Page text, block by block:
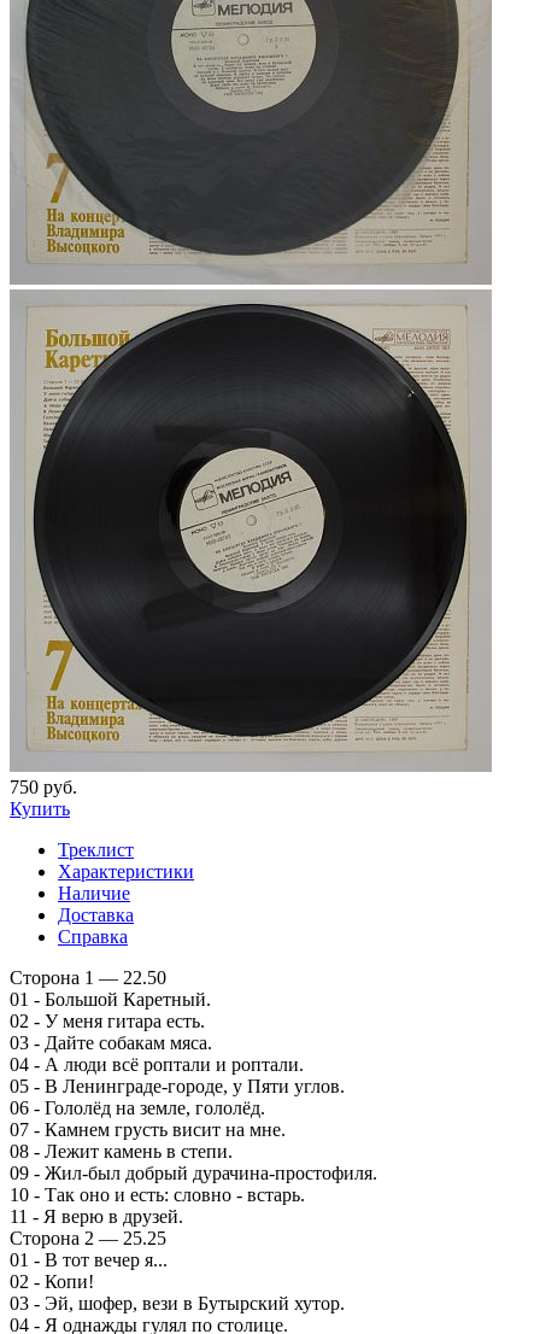
750 руб.
Купить
Треклист
Характеристики
Наличие
Доставка
Справка
Сторона 1 — 22.50
01 - Большой Каретный.
02 - У меня гитара есть.
03 - Дайте собакам мяса.
04 - А люди всё роптали и роптали.
05 - В Ленинграде-городе, у Пяти углов.
06 - Гололёд на земле, гололёд.
07 - Камнем грусть висит на мне.
08 - Лежит камень в степи.
09 - Жил-был добрый дурачина-простофиля.
10 - Так оно и есть: словно - встарь.
11 - Я верю в друзей.
Сторона 2 — 25.25
01 - В тот вечер я...
02 - Копи!
03 - Эй, шофер, вези в Бутырский хутор.
04 - Я однажды гулял по столице.